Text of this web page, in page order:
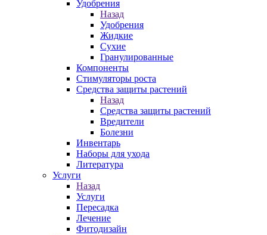
Удобрения
Назад
Удобрения
Жидкие
Сухие
Гранулированные
Компоненты
Стимуляторы роста
Средства защиты растений
Назад
Средства защиты растений
Вредители
Болезни
Инвентарь
Наборы для ухода
Литература
Услуги
Назад
Услуги
Пересадка
Лечение
Фитодизайн